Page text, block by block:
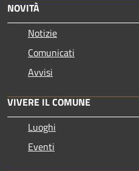
NOVITÀ
Notizie
Comunicati
Avvisi
VIVERE IL COMUNE
Luoghi
Eventi